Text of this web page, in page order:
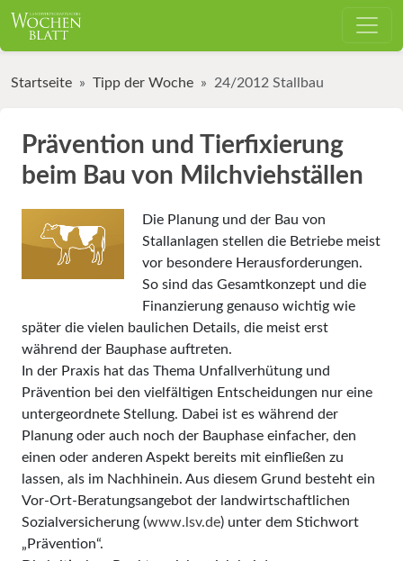
Startseite Tipp der Woche 24/2012 Stallbau
Prävention und Tierfixierung
beim Bau von Milchviehställen
Die Planung und der Bau von
Stallanlagen stellen die Betriebe meist
vor besondere Herausforderungen.
So sind das Gesamtkonzept und die
Finanzierung genauso wichtig wie
später die vielen baulichen Details, die meist erst
während der Bauphase auftreten.
In der Praxis hat das Thema Unfallverhütung und
Prävention bei den vielfältigen Entscheidungen nur eine
untergeordnete Stellung. Dabei ist es während der
Planung oder auch noch der Bauphase einfacher, den
einen oder anderen Aspekt bereits mit einfließen zu
lassen, als im Nachhinein. Aus diesem Grund besteht ein
Vor-Ort-Beratungsangebot der landwirtschaftlichen
Sozialversicherung (www.lsv.de) unter dem Stichwort
„Prävention“.